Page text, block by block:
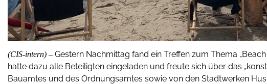
(CIS-intern) – Gestern Nachmittag fand ein Treffen zum Thema
hatte dazu alle Beteiligten eingeladen und freute sich über das
Bauamtes und des Ordnungsamtes sowie von den Stadtwerken